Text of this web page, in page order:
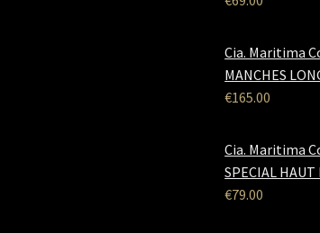
Cia. Maritima
MANCHES
€165.00
Cia. Maritima
SPECIAL
€79.00